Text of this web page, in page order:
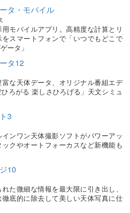
タ・モバイル
モバイルアプリ。高精度な計算とリ
をスマートフォンで「いつでもどこで
ータ」
タ12
な天体データ、オリジナル番組エデ
ろがる 楽しさひろげる」天文シミュ
3
ンワン天体撮影ソフトがパワーアッ
クやオートフォーカスなど新機能も
10
た微細な情報を最大限に引き出し、
底的に除去して美しい天体写真に仕